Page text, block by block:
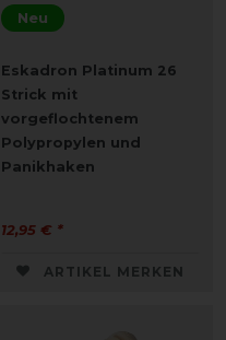
Neu
Eskadron Platinum 26
Strick mit
vorgeflochtenem
Polypropylen und
Panikhaken
12,95 € *
ARTIKEL MERKEN